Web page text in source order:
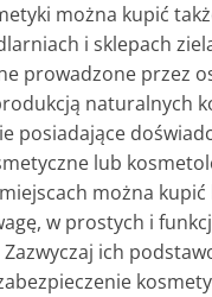
można kupić
i sklepach
prowadzone przez
naturalnych
posiadające
lub
można
w prostych i
ich